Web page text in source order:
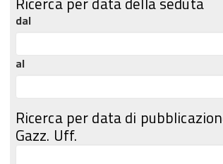
dal
al
Ricerca per data di
Gazz. Uff.